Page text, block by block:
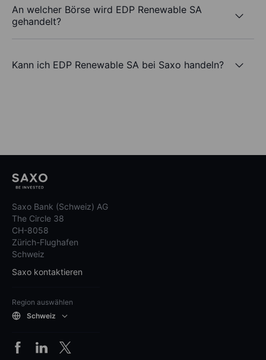
An welcher Börse wird EDP Renewable SA
gehandelt?
Kann ich EDP Renewable SA bei Saxo handeln?
Saxo Bank (Schweiz) AG
The Circle 38
CH-8058
Zürich-Flughafen
Schweiz
Saxo kontaktieren
Region auswählen
Schweiz